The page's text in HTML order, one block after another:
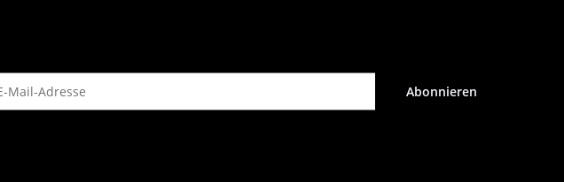
Abonnieren